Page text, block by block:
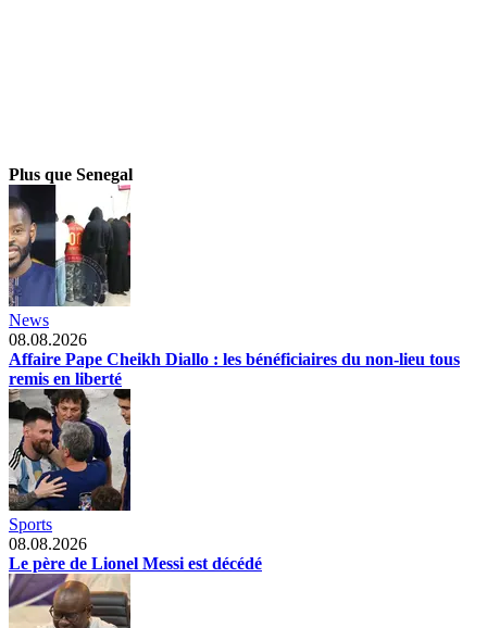
Plus que Senegal
News
08.08.2026
Affaire Pape Cheikh Diallo : les bénéficiaires du non-lieu tous
remis en liberté
Sports
08.08.2026
Le père de Lionel Messi est décédé